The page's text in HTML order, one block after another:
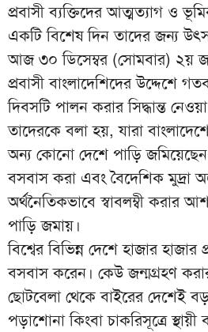
প্রবাসী ব্যক্তিদের আত্মত্যাগ ও
একটি বিশেষ দিন তাদের জন্য
আজ ৩০ ডিসেম্বর (সোমবার) ২য়
প্রবাসী বাংলাদেশিদের উদ্দেশে
দিবসটি পালন করার সিদ্ধান্ত
তাদেরকে বলা হয়, যারা
অন্য কোনো দেশে পাড়ি
বসবাস করা এবং বৈদেশিক মুদ্রা
অর্থনৈতিকভাবে স্বাবলম্বী করার
পাড়ি জমায়।
বিশ্বের বিভিন্ন দেশে হাজার হাজার
বসবাস করেন। কেউ জন্মগ্রহণ
ছোটবেলা থেকে বাইরের দেশেই
পড়াশোনা কিংবা চাকরিসূত্রে স্থায়ী